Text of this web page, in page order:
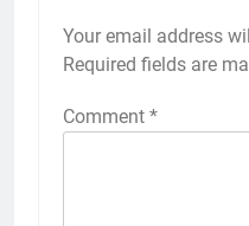
Your email address
Required fields are
Comment *